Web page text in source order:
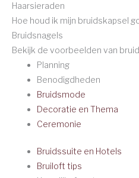
Haarsieraden
Hoe houd ik mijn bruidskapsel
Bruidsnagels
Bekijk de voorbeelden van
Planning
Benodigdheden
Bruidsmode
Decoratie en Thema
Ceremonie
Bruidssuite en Hotels
Bruiloft tips